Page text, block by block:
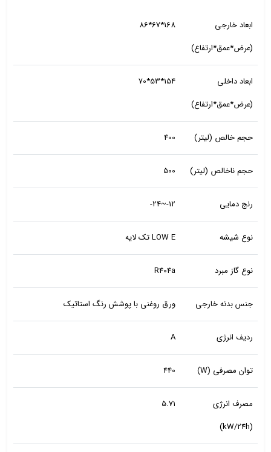
ابعاد خارجی
(عرض*عمق*ارتفاع)
168*67*86
ابعاد داخلی
(عرض*عمق*ارتفاع)
154*53*70
حجم خالص (لیتر) 400
حجم ناخالص (لیتر) 500
رنج دمایی 12-~24-
نوع شیشه LOW E تک لایه
نوع گاز مبرد R404a
جنس بدنه خارجی ورق روغنی با پوشش رنگ استاتیک
ردیف انرژی A
توان مصرفی (W) 440
مصرف انرژی
(kW/24h)
5.71